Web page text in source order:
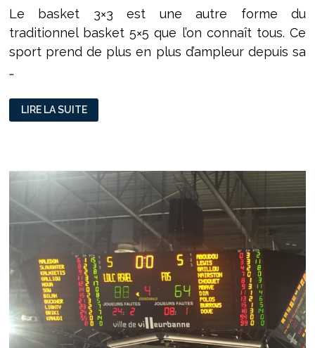
Le basket 3×3 est une autre forme du
traditionnel basket 5×5 que l’on connaît tous. Ce
sport prend de plus en plus d’ampleur depuis sa
…
LE
BASKET
3×3
LIRE LA SUITE